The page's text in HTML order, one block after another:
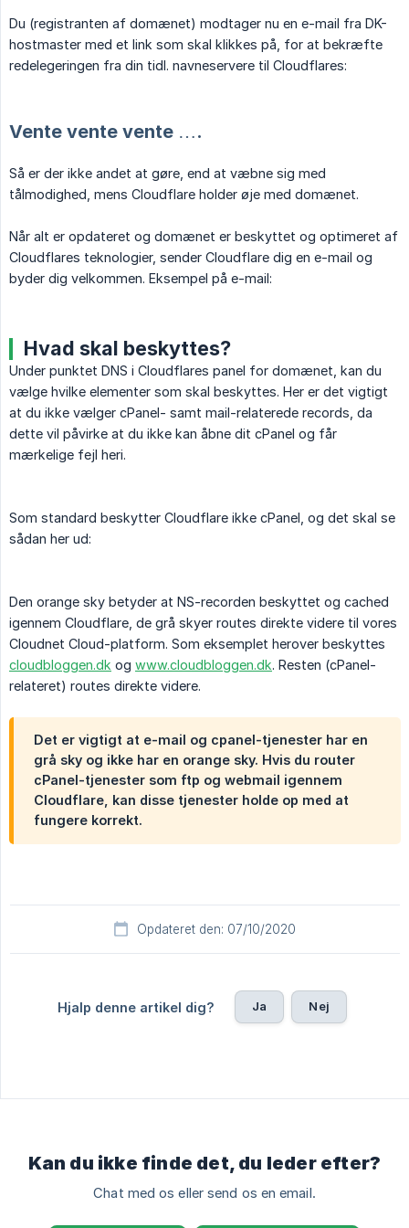
Du (registranten af domænet) modtager nu en e-mail fra DK-
hostmaster med et link som skal klikkes på, for at bekræfte
redelegeringen fra din tidl. navneservere til Cloudflares:
Vente vente vente ….
Så er der ikke andet at gøre, end at væbne sig med
tålmodighed, mens Cloudflare holder øje med domænet.
Når alt er opdateret og domænet er beskyttet og optimeret af
Cloudflares teknologier, sender Cloudflare dig en e-mail og
byder dig velkommen. Eksempel på e-mail:
Hvad skal beskyttes?
Under punktet DNS i Cloudflares panel for domænet, kan du
vælge hvilke elementer som skal beskyttes. Her er det vigtigt
at du ikke vælger cPanel- samt mail-relaterede records, da
dette vil påvirke at du ikke kan åbne dit cPanel og får
mærkelige fejl heri.
Som standard beskytter Cloudflare ikke cPanel, og det skal se
sådan her ud:
Den orange sky betyder at NS-recorden beskyttet og cached
igennem Cloudflare, de grå skyer routes direkte videre til vores
Cloudnet Cloud-platform. Som eksemplet herover beskyttes
cloudbloggen.dk og www.cloudbloggen.dk. Resten (cPanel-
relateret) routes direkte videre.
Det er vigtigt at e-mail og cpanel-tjenester har en
grå sky og ikke har en orange sky. Hvis du router
cPanel-tjenester som ftp og webmail igennem
Cloudflare, kan disse tjenester holde op med at
fungere korrekt.
Opdateret den: 07/10/2020
Hjalp denne artikel dig? Ja Nej
Kan du ikke finde det, du leder efter?
Chat med os eller send os en email.